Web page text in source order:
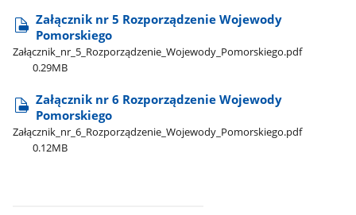
Załącznik nr 5 Rozporządzenie Wojewody
Pomorskiego
Załącznik​_nr​_5​_Rozporządzenie​_Wojewody​_Pomorskiego.pdf
0.29MB
Załącznik nr 6 Rozporządzenie Wojewody
Pomorskiego
Załącznik​_nr​_6​_Rozporządzenie​_Wojewody​_Pomorskiego.pdf
0.12MB